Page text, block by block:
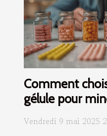
Comment
gélule pour
Vendredi 9 mai 2025